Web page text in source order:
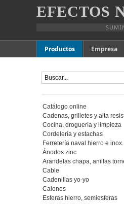
EFECTOS
Productos Empresa
Catálogo online
Cadenas, grilletes y alta
Cocina, droguería y limpieza
Cordelería y estachas
Ferretería naval hierro e inox.
Ánodos zinc
Arandelas chapa, anillas
Cable
Cadenillas yo-yo
Calones
Esferas hierro, semiesferas